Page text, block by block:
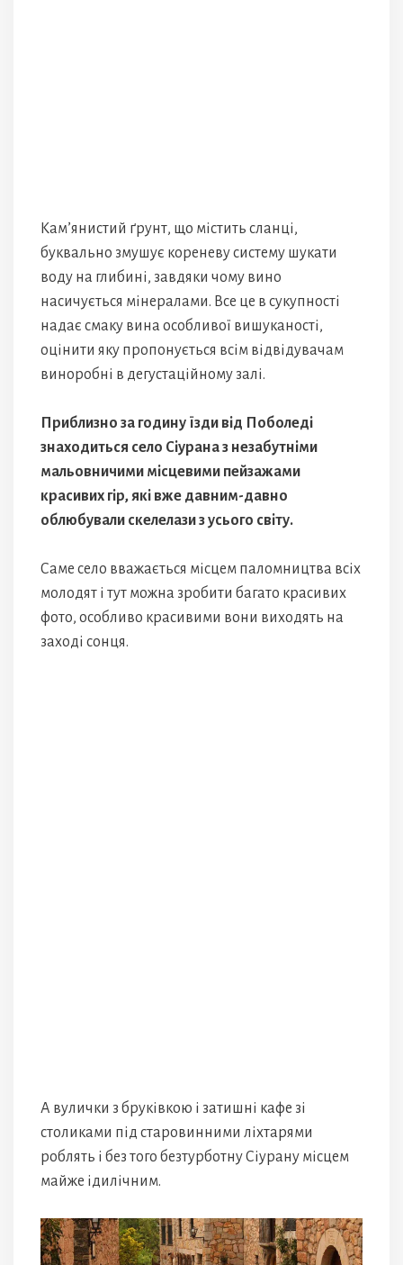
Кам’янистий ґрунт, що містить сланці,
буквально змушує кореневу систему шукати
воду на глибині, завдяки чому вино
насичується мінералами. Все це в сукупності
надає смаку вина особливої вишуканості,
оцінити яку пропонується всім відвідувачам
виноробні в дегустаційному залі.
Приблизно за годину їзди від Поболеді
знаходиться село Сіурана з незабутніми
мальовничими місцевими пейзажами
красивих гір, які вже давним-давно
облюбували скелелази з усього світу.
Саме село вважається місцем паломництва всіх
молодят і тут можна зробити багато красивих
фото, особливо красивими вони виходять на
заході сонця.
А вулички з бруківкою і затишні кафе зі
столиками під старовинними ліхтарями
роблять і без того безтурботну Сіурану місцем
майже ідилічним.